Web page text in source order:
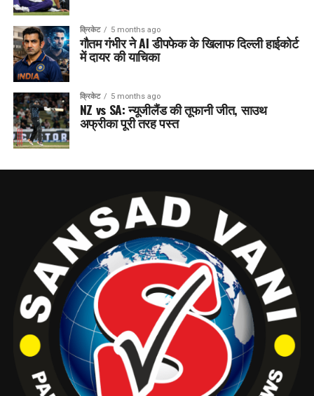
क्रिकेट 5 months ago
गौतम गंभीर ने AI डीपफेक के खिलाफ दिल्ली हाईकोर्ट
में दायर की याचिका
क्रिकेट 5 months ago
NZ vs SA: न्यूजीलैंड की तूफानी जीत, साउथ
अफ्रीका पूरी तरह पस्त